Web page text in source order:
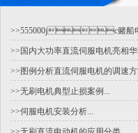
>>555000jc赌船电
>>国内大功率直流伺服电机亮相华
>>图例分析直流伺服电机的调速方
>>无刷电机典型止损案例...
>>伺服电机安装分析...